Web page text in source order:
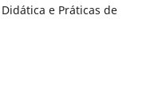
e Práticas de